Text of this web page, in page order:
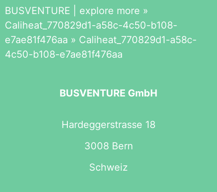
BUSVENTURE | explore more »
Caliheat_770829d1-a58c-4c50-b108-
e7ae81f476aa » Caliheat_770829d1-a58c-
4c50-b108-e7ae81f476aa
BUSVENTURE GmbH
Hardeggerstrasse 18
3008 Bern
Schweiz